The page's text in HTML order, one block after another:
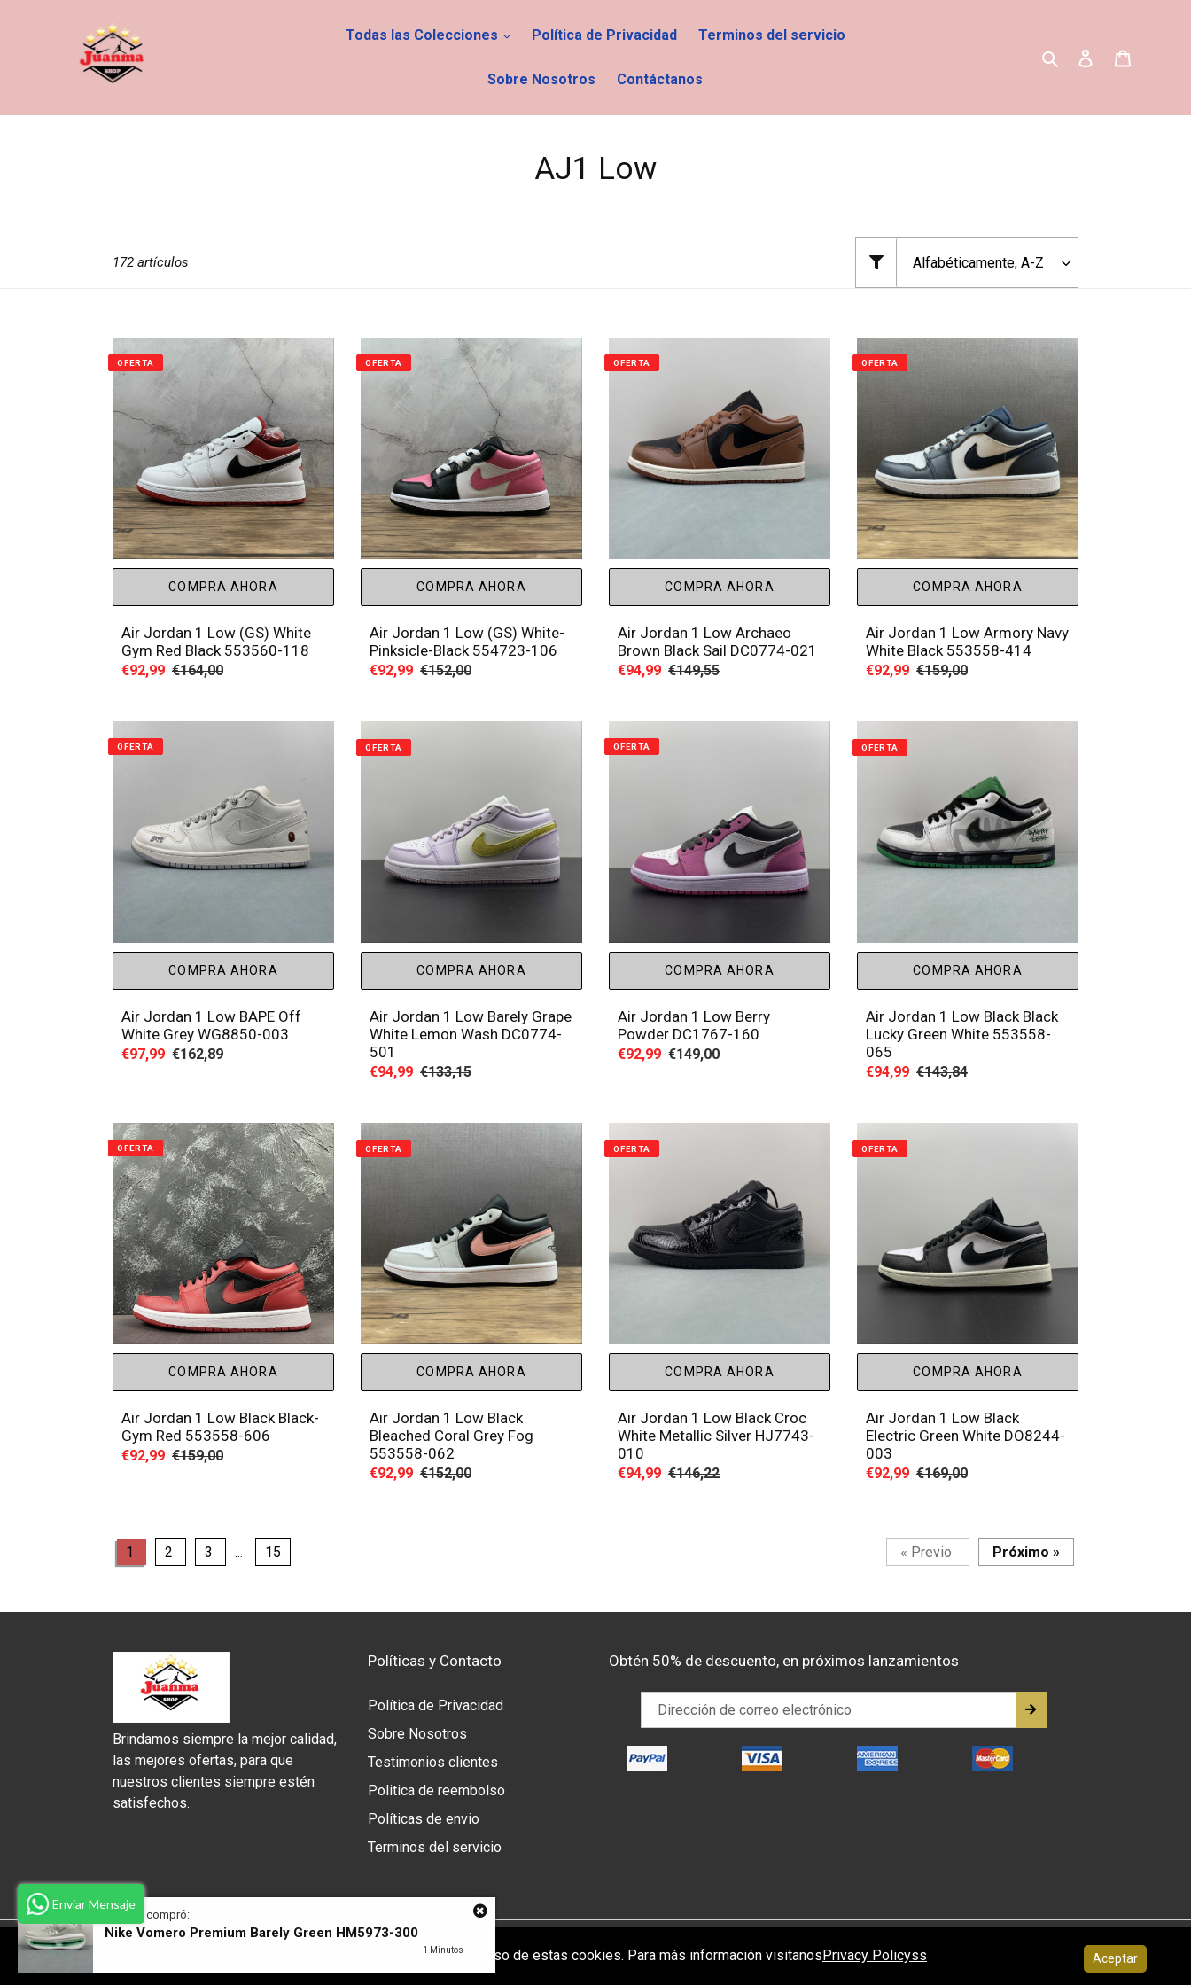
Todas las Colecciones Política de Privacidad Terminos del servicio
Sobre Nosotros Contáctanos
Buscar Ingresar
C
c
i
ó
n
:
AJ1 Low
172 artículos
COMPRA AHORA
Air Jordan 1 Low (GS) White
Gym Red Black 553560-118
Precio
€92,99 Precio
€164,00
OFERTA
COMPRA AHORA
Air Jordan 1 Low (GS) White-
Pinksicle-Black 554723-106
Precio
€92,99 Precio
€152,00
OFERTA
COMPRA AHORA
Air Jordan 1 Low Archaeo
Brown Black Sail DC0774-021
Precio
€94,99 Precio
€149,55
OFERTA
COMPRA AHORA
Air Jordan 1 Low Armory Navy
White Black 553558-414
Precio
€92,99 Precio
€159,00
OFERTA
COMPRA AHORA
Air Jordan 1 Low BAPE Off
White Grey WG8850-003
Precio
€97,99 Precio
€162,89
OFERTA
COMPRA AHORA
Air Jordan 1 Low Barely Grape
White Lemon Wash DC0774-
501
Precio
€94,99 Precio
€133,15
OFERTA
COMPRA AHORA
Air Jordan 1 Low Berry
Powder DC1767-160
Precio
€92,99 Precio
€149,00
OFERTA
COMPRA AHORA
Air Jordan 1 Low Black Black
Lucky Green White 553558-
065
Precio
€94,99 Precio
€143,84
OFERTA
COMPRA AHORA
Air Jordan 1 Low Black Black-
Gym Red 553558-606
Precio
€92,99 Precio
€159,00
OFERTA
COMPRA AHORA
Air Jordan 1 Low Black
Bleached Coral Grey Fog
553558-062
Precio
€92,99 Precio
€152,00
OFERTA
COMPRA AHORA
Air Jordan 1 Low Black Croc
White Metallic Silver HJ7743-
010
Precio
€94,99 Precio
€146,22
OFERTA
COMPRA AHORA
Air Jordan 1 Low Black
Electric Green White DO8244-
003
Precio
€92,99 Precio
€169,00
OFERTA
page
1 page
2 page
3 … page
15 « Previo PáginaPróximo Página
»
Brindamos siempre la mejor calidad,
las mejores ofertas, para que
nuestros clientes siempre estén
satisfechos.
Políticas y Contacto
Política de Privacidad
Sobre Nosotros
Testimonios clientes
Politica de reembolso
Políticas de envio
Terminos del servicio
Obtén 50% de descuento, en próximos lanzamientos
© 2026,juanma-shop
Alguien compró:
Nike Vomero Premium Barely Green HM5973-300
1 Minutos
Este sitio web utiliza cookies. Al utilizar este sitio web, acepta nuestro uso de estas cookies. Para más información visitanosPrivacy Policyss Aceptar
Enviar Mensaje